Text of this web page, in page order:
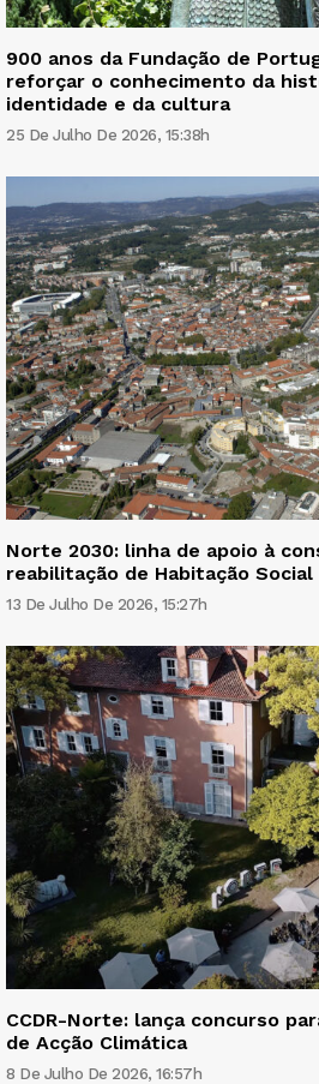
900 anos da Fundação de
reforçar o conhecimento da
identidade e da cultura
25 De Julho De 2026, 15:38h
Norte 2030: linha de apoio à
reabilitação de Habitação Social
13 De Julho De 2026, 15:27h
CCDR-Norte: lança concurso
de Acção Climática
8 De Julho De 2026, 16:57h